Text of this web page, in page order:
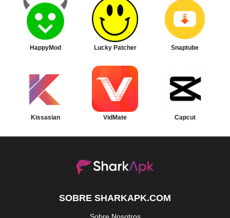
HappyMod Lucky Patcher Snaptube
Kissasian VidMate Capcut
SOBRE SHARKAPK.COM
Sobre Nosotros